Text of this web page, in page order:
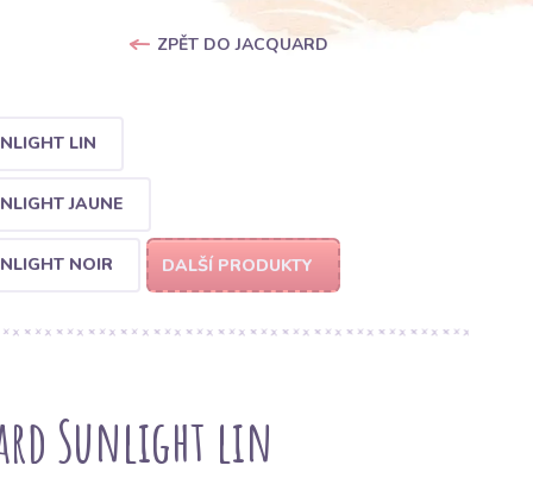
ZPĚT DO JACQUARD
LIN
JAUNE
NOIR DALŠÍ PRODUKTY
Sunlight lin